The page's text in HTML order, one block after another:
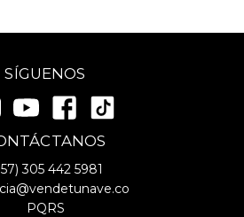
SÍGUENOS
305 442 5981
PQRS